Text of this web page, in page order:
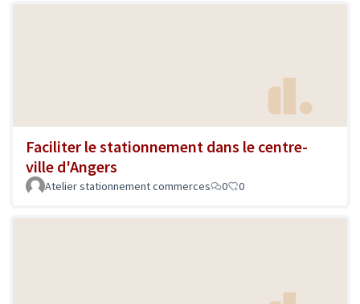
Faciliter le stationnement dans le centre-
ville d'Angers
Atelier stationnement commerces 0 0